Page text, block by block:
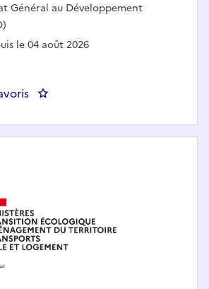
Général au Développement
le 04 août 2026
: Assistant·e du Commissaire